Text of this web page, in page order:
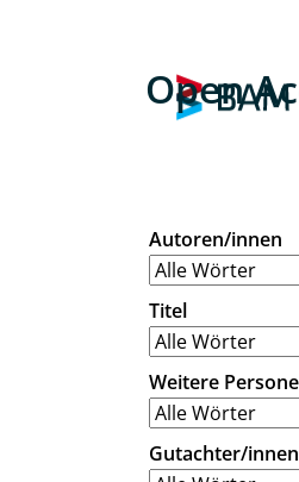
Open
Autoren/innen
Titel
Weitere
Gutachter/innen